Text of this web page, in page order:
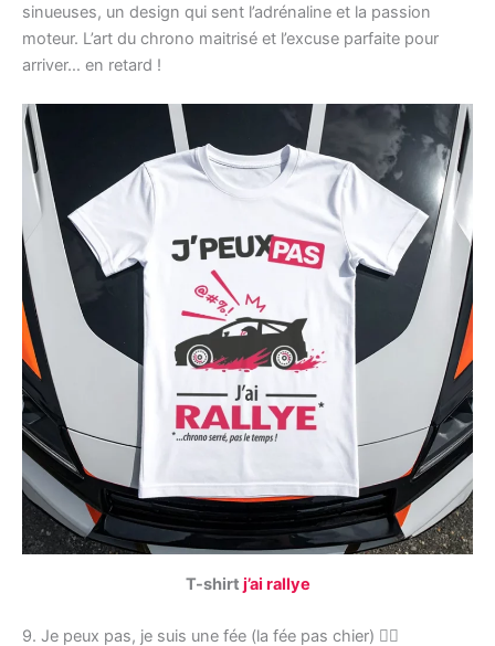
sinueuses, un design qui sent l’adrénaline et la passion
moteur. L’art du chrono maitrisé et l’excuse parfaite pour
arriver… en retard !
T-shirt j’ai rallye
9. Je peux pas, je suis une fée (la fée pas chier) 🧚‍♀️